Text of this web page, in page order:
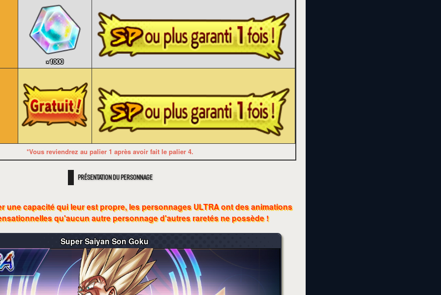
×1000
*Vous reviendrez au palier 1 après avoir fait le palier 4.
PRÉSENTATION DU PERSONNAGE
une capacité qui leur est propre, les personnages ULTRA ont des animations
qu'aucun autre personnage d'autres raretés ne possède !
Super SaiyanSon Goku